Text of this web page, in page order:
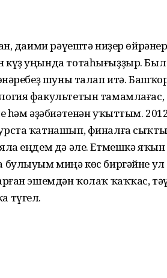
даими рәүештә ниҙер
уңында тотаһығыҙҙыр. Был
шуны талап итә.
факультетын
һәм әҙәбиәтенән уҡыттым.
ҡатнашып, финалға
еңдем дә әле. Етмешкә
миңә көс биргәйне ул
эшемдән ҡолаҡ ҡаҡҡас,
түгел.